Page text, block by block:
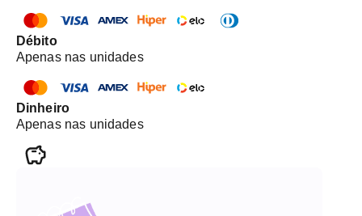
Débito
Apenas nas unidades
Dinheiro
Apenas nas unidades